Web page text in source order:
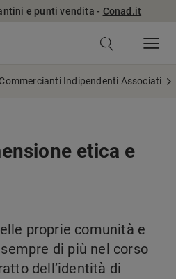
e punti vendita - Conad.it
Commercianti Indipendenti Associati
etica e
proprie comunità e
di più nel corso
dell’identità di